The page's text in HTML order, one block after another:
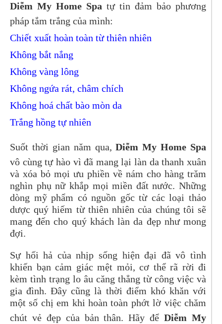
Diễm My Home Spa tự tin đảm bảo phương
pháp tắm trắng của mình:
Chiết xuất hoàn toàn từ thiên nhiên
Không bắt nắng
Không vàng lông
Không ngứa rát, châm chích
Không hoá chất bào mòn da
Trắng hồng tự nhiên
Suốt thời gian năm qua, Diễm My Home Spa
vô cùng tự hào vì đã mang lại làn da thanh xuân
và xóa bỏ mọi ưu phiền về nám cho hàng trăm
nghìn phụ nữ khắp mọi miền đất nước. Những
dòng mỹ phẩm có nguồn gốc từ các loại thảo
dược quý hiếm từ thiên nhiên của chúng tôi sẽ
mang đến cho quý khách làn da đẹp như mong
đợi.
Sự hối hả của nhịp sống hiện đại đã vô tình
khiến bạn cảm giác mệt mỏi, cơ thể rã rời đi
kèm tình trạng lo âu căng thẳng từ công việc và
gia đình. Đây cũng là thời điểm khó khăn với
một số chị em khi hoàn toàn phớt lờ việc chăm
chút vẻ đẹp của bản thân. Hãy đểDiễm My